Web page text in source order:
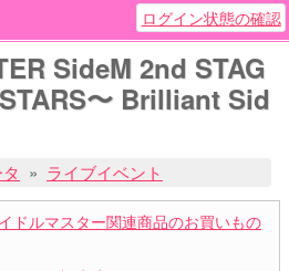
ログイン状態の確認
SideM 2nd STAG
〜 Brilliant Sid
ライブイベント
ドルマスター関連商品のお買いもの